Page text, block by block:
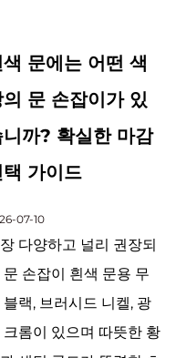
색 문에는 어떤 색
문 손잡이가 있
니까? 확실한 마감
택 가이드
07-10
다양하고 널리 권장되
문 손잡이 흰색 문용 무
블랙, 브러시드 니켈, 광
크롬이 있으며 따뜻한 황